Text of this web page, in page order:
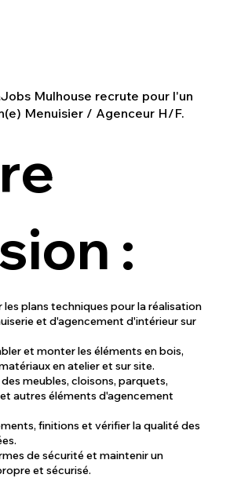
Mulhouse recrute pour l'un
Menuisier / Agenceur H/F.
:
plans techniques pour la réalisation
et d'agencement d'intérieur sur
et monter les éléments en bois,
en atelier et sur site.
meubles, cloisons, parquets,
autres éléments d'agencement
finitions et vérifier la qualité des
de sécurité et maintenir un
et sécurisé.